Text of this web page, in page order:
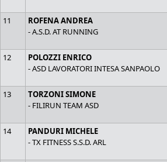
11
ROFENA ANDREA
- A.S.D. AT RUNNING
12
POLOZZI ENRICO
- ASD LAVORATORI INTESA SANPAOLO
13
TORZONI SIMONE
- FILIRUN TEAM ASD
14
PANDURI MICHELE
- TX FITNESS S.S.D. ARL